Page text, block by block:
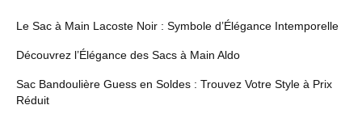
Le Sac à Main Lacoste Noir : Symbole d’Élégance Intemporelle
Découvrez l’Élégance des Sacs à Main Aldo
Sac Bandoulière Guess en Soldes : Trouvez Votre Style à Prix
Réduit